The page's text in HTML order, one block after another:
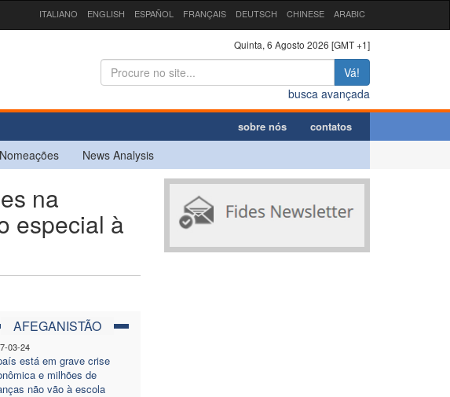
ITALIANO ENGLISH ESPAÑOL FRANÇAIS DEUTSCH CHINESE ARABIC
Quinta, 6 Agosto 2026 [GMT +1]
Vá!
busca avançada
sobre nós contatos
Nomeações News Analysis
na
especial à
AFEGANISTÃO
03-24
está em grave crise
e milhões de
não vão à escola